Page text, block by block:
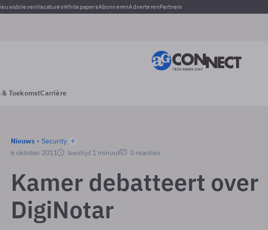
VacaturesWhitepapersAbonnerenAdverterenPartners
& ToekomstCarrière
Nieuws
Security
6 oktober 2011
leestijd 1 minuut 0 reacties
Kamer debatteert over
DigiNotar